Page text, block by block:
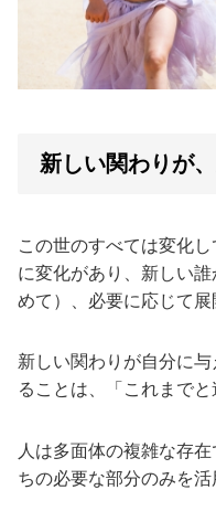
新しい関わりが
この世のすべては変化
に変化があり、新しい
めて）、必要に応じて展
新しい関わりが自分に
ることは、「これまでと
人は多面体の複雑な存
ちの必要な部分のみを活